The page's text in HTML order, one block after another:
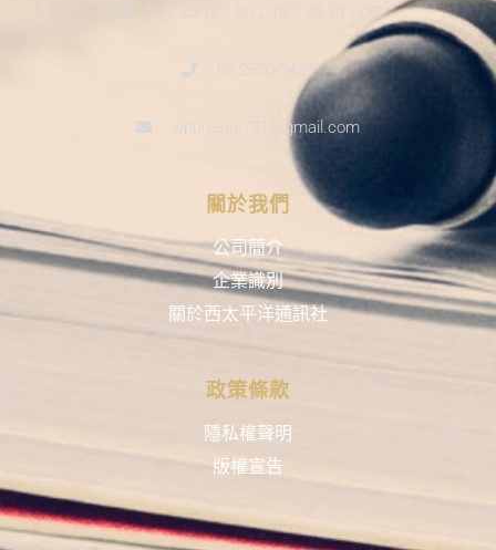
9：30-12：00；13：30-18：00
02-2570-5439
wppress0731@gmail.com
關於我們
公司簡介
企業識別
關於西太平洋通訊社
政策條款
隱私權聲明
版權宣告